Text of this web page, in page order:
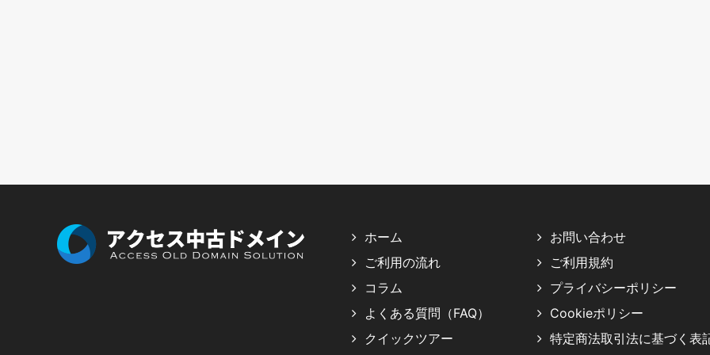
ホーム
ご利用の流れ
コラム
よくある質問（FAQ）
クイックツアー
お問い合わせ
ご利用規約
プライバシーポリシー
Cookieポリシー
特定商法取引法に基づく表